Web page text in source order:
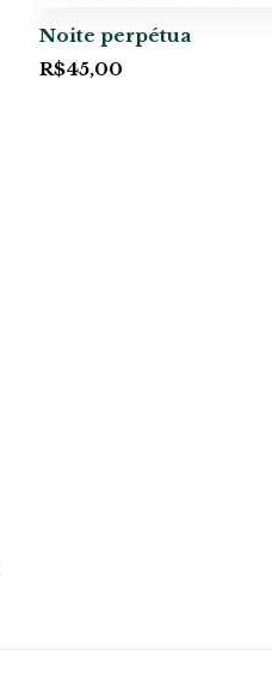
Noite perpétua
R$45,00